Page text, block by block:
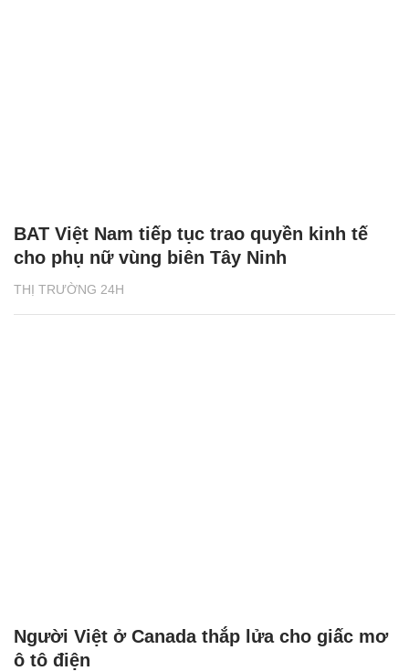
THỊ TRƯỜNG 24H
BAT Việt Nam tiếp tục trao quyền kinh tế
cho phụ nữ vùng biên Tây Ninh
Người Việt ở Canada thắp lửa cho giấc mơ
ô tô điện